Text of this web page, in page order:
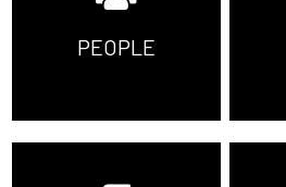
PEOPLE